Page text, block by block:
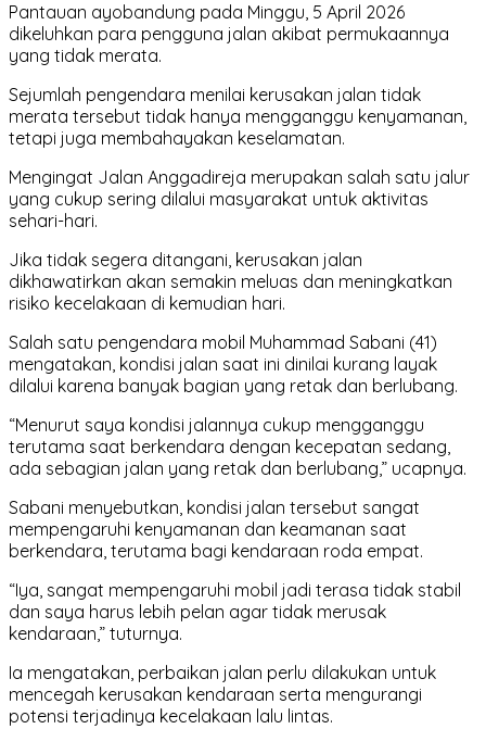
Pantauan ayobandung pada Minggu, 5 April 2026
dikeluhkan para pengguna jalan akibat permukaannya
yang tidak merata.
Sejumlah pengendara menilai kerusakan jalan tidak
merata tersebut tidak hanya mengganggu kenyamanan,
tetapi juga membahayakan keselamatan.
Mengingat Jalan Anggadireja merupakan salah satu jalur
yang cukup sering dilalui masyarakat untuk aktivitas
sehari-hari.
Jika tidak segera ditangani, kerusakan jalan
dikhawatirkan akan semakin meluas dan meningkatkan
risiko kecelakaan di kemudian hari.
Salah satu pengendara mobil Muhammad Sabani (41)
mengatakan, kondisi jalan saat ini dinilai kurang layak
dilalui karena banyak bagian yang retak dan berlubang.
“Menurut saya kondisi jalannya cukup mengganggu
terutama saat berkendara dengan kecepatan sedang,
ada sebagian jalan yang retak dan berlubang,” ucapnya.
Sabani menyebutkan, kondisi jalan tersebut sangat
mempengaruhi kenyamanan dan keamanan saat
berkendara, terutama bagi kendaraan roda empat.
“Iya, sangat mempengaruhi mobil jadi terasa tidak stabil
dan saya harus lebih pelan agar tidak merusak
kendaraan,” tuturnya.
Ia mengatakan, perbaikan jalan perlu dilakukan untuk
mencegah kerusakan kendaraan serta mengurangi
potensi terjadinya kecelakaan lalu lintas.